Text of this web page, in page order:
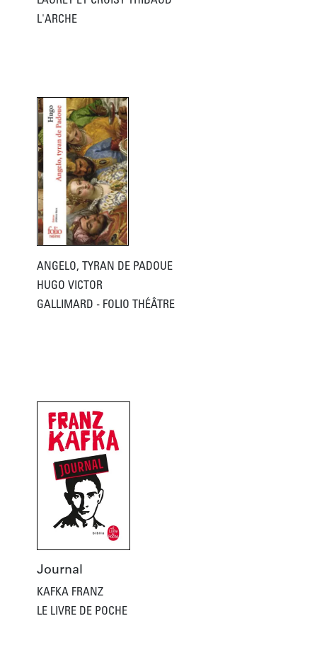
L'ARCHE
ANGELO, TYRAN DE PADOUE
HUGO VICTOR
GALLIMARD - FOLIO THÉÂTRE
Journal
KAFKA FRANZ
LE LIVRE DE POCHE